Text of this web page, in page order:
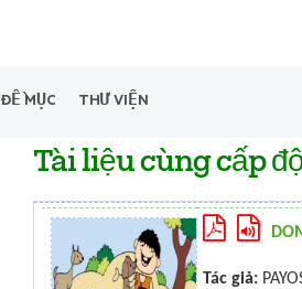
ĐỀ MỤC THƯ VIỆN
Tài liệu cùng cấp
Tác giả: